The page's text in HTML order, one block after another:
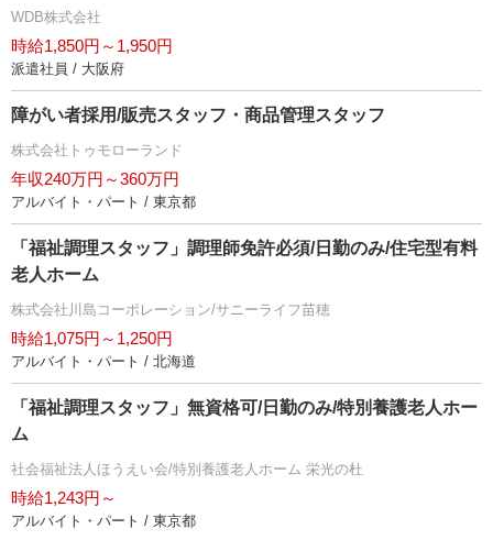
WDB株式会社
時給1,850円～1,950円
派遣社員 / 大阪府
障がい者採用/販売スタッフ・商品管理スタッフ
株式会社トゥモローランド
年収240万円～360万円
アルバイト・パート / 東京都
「福祉調理スタッフ」調理師免許必須/日勤のみ/住宅型有料
老人ホーム
株式会社川島コーポレーション/サニーライフ苗穂
時給1,075円～1,250円
アルバイト・パート / 北海道
「福祉調理スタッフ」無資格可/日勤のみ/特別養護老人ホー
ム
社会福祉法人ほうえい会/特別養護老人ホーム 栄光の杜
時給1,243円～
アルバイト・パート / 東京都